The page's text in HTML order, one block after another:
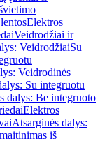
Elektros
Veidrodžiai ir
VeidrodžiaiSu
Veidrodinės
Su integruotu
dalys: Be integruoto
Elektros
Atsarginės dalys:
iš